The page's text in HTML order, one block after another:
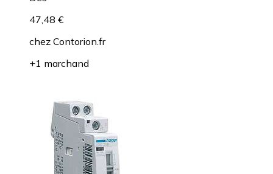
47,48 €
chez Contorion.fr
+1 marchand